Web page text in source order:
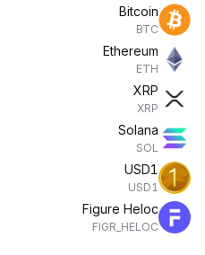
Bitcoin
BTC
Ethereum
ETH
XRP
XRP
Solana
SOL
USD1
USD1
Figure Heloc
FIGR_HELOC